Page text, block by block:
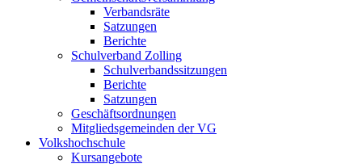
Verbandsräte
Satzungen
Berichte
Schulverband Zolling
Schulverbandssitzungen
Berichte
Satzungen
Geschäftsordnungen
Mitgliedsgemeinden der VG
Volkshochschule
Kursangebote